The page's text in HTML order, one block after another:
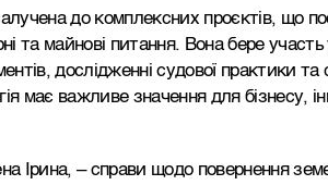
до комплексних проєктів, що
та майнові питання. Вона бере участь
дослідженні судової практики та
має важливе значення для бізнесу,
Ірина, – справи щодо повернення